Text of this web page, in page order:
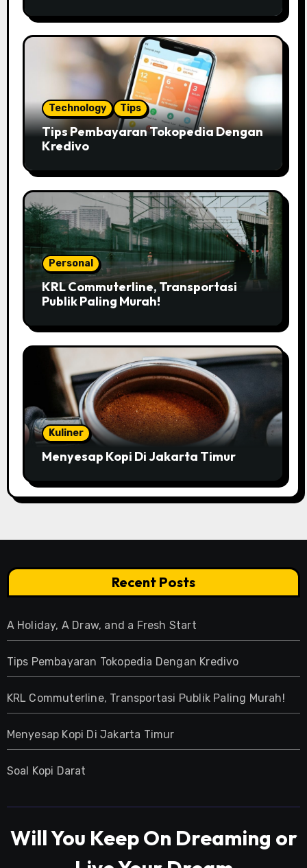
Technology Tips
Tips Pembayaran Tokopedia Dengan
Kredivo
Personal
KRL Commuterline, Transportasi
Publik Paling Murah!
Kuliner
Menyesap Kopi Di Jakarta Timur
Recent Posts
A Holiday, A Draw, and a Fresh Start
Tips Pembayaran Tokopedia Dengan Kredivo
KRL Commuterline, Transportasi Publik Paling Murah!
Menyesap Kopi Di Jakarta Timur
Soal Kopi Darat
Will You Keep On Dreaming or